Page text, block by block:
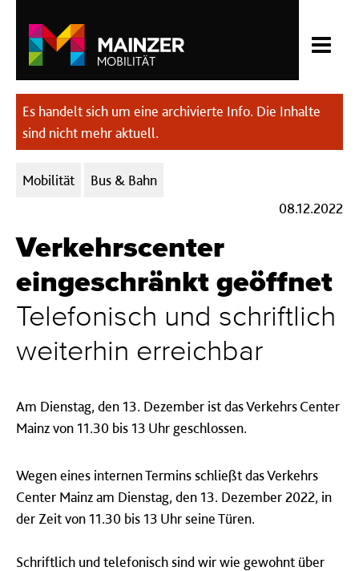
Es handelt sich um eine archivierte Info. Die Inhalte
sind nicht mehr aktuell.
Kategorien:
Mobilität
Bus & Bahn
08.12.2022
Verkehrscenter
eingeschränkt geöffnet
Telefonisch und schriftlich
weiterhin erreichbar
Am Dienstag, den 13. Dezember ist das Verkehrs Center
Mainz von 11.30 bis 13 Uhr geschlossen.
Wegen eines internen Termins schließt das Verkehrs
Center Mainz am Dienstag, den 13. Dezember 2022, in
der Zeit von 11.30 bis 13 Uhr seine Türen.
Schriftlich und telefonisch sind wir wie gewohnt über